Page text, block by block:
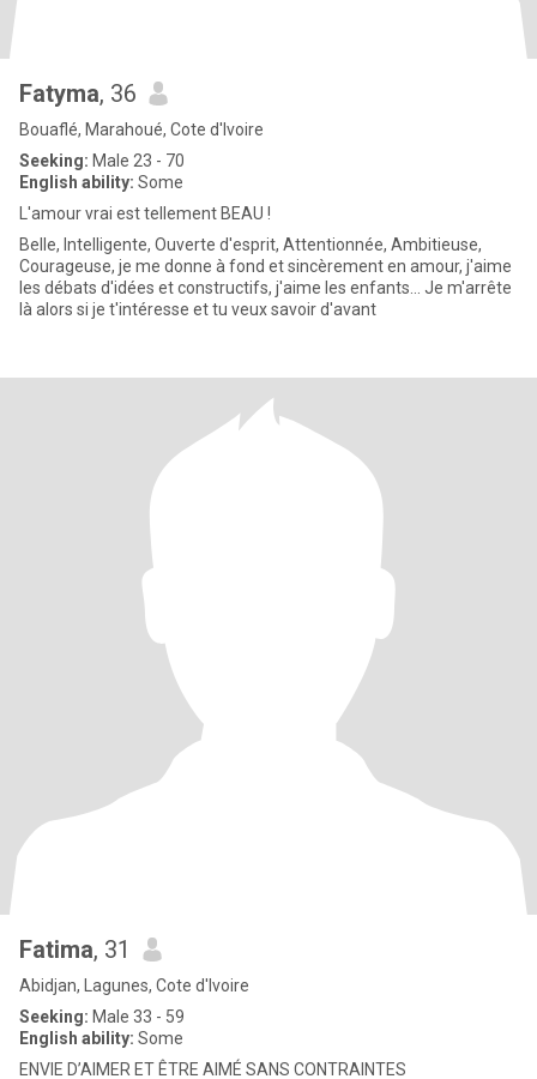
Fatyma, 36
Bouaflé, Marahoué, Cote d'Ivoire
Seeking: Male 23 - 70
English ability: Some
L'amour vrai est tellement BEAU !
Belle, Intelligente, Ouverte d'esprit, Attentionnée, Ambitieuse,
Courageuse, je me donne à fond et sincèrement en amour, j'aime
les débats d'idées et constructifs, j'aime les enfants... Je m'arrête
là alors si je t'intéresse et tu veux savoir d'avant
Fatima, 31
Abidjan, Lagunes, Cote d'Ivoire
Seeking: Male 33 - 59
English ability: Some
ENVIE D’AIMER ET ÊTRE AIMÉ SANS CONTRAINTES